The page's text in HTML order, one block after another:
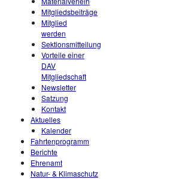
Mitgliedsbeiträge
Mitglied
werden
Sektionsmitteilung
Vorteile einer
DAV
Mitgliedschaft
Newsletter
Satzung
Kontakt
Aktuelles
Kalender
Fahrtenprogramm
Berichte
Ehrenamt
Natur- & Klimaschutz